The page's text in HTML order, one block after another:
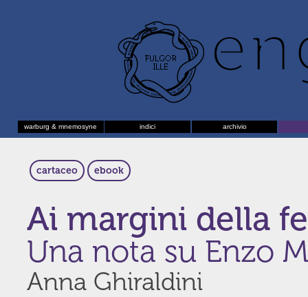
warburg & mnemosyne indici archivio
cartaceo ebook
Ai margini della
Una nota su Enzo
Anna Ghiraldini